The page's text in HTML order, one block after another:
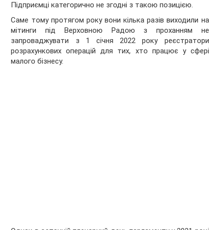
Підприємці категорично не згодні з такою позицією.
Саме тому протягом року вони кілька разів виходили на
мітинги під Верховною Радою з проханням не
запроваджувати з 1 січня 2022 року реєстратори
розрахункових операцій для тих, хто працює у сфері
малого бізнесу.